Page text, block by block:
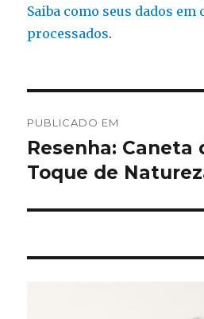
Saiba como seus dados
processados.
de
Post
PUBLICADO EM
Resenha: Caneta
Toque de